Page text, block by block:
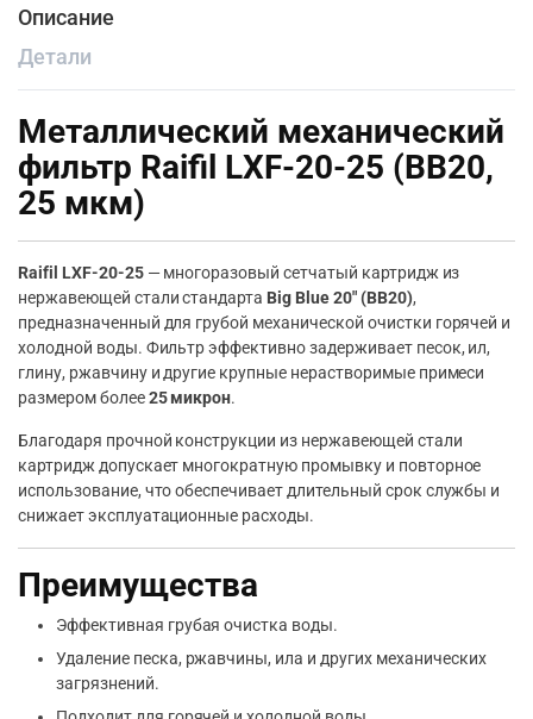
Описание
Детали
Металлический механический
фильтр Raifil LXF-20-25 (BB20,
25 мкм)
Raifil LXF-20-25— многоразовый сетчатый картридж из
нержавеющей стали стандарта Big Blue 20″ (BB20),
предназначенный для грубой механической очистки горячей и
холодной воды. Фильтр эффективно задерживает песок, ил,
глину, ржавчину и другие крупные нерастворимые примеси
размером более25 микрон.
Благодаря прочной конструкции из нержавеющей стали
картридж допускает многократную промывку и повторное
использование, что обеспечивает длительный срок службы и
снижает эксплуатационные расходы.
Преимущества
Эффективная грубая очистка воды.
Удаление песка, ржавчины, ила и других механических
загрязнений.